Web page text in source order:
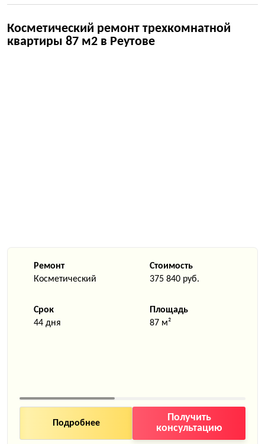
Косметический ремонт трехкомнатной
квартиры 87 м2 в Реутове
Ремонт
Косметический
Стоимость
375 840 руб.
Срок
44 дня
Площадь
87 м²
Подробнее
Получить
консультацию